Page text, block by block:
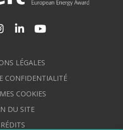
vers le compte Facebook
Lien vers le compte Instagram
Lien vers le compte
LÉGALES
CONFIDENTIALITÉ
COOKIES
DU SITE